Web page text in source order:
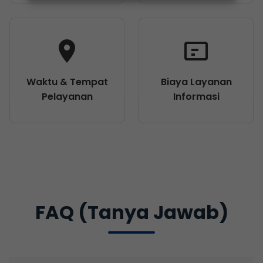
Waktu & Tempat
Pelayanan
Biaya Layanan
Informasi
FAQ (Tanya Jawab)